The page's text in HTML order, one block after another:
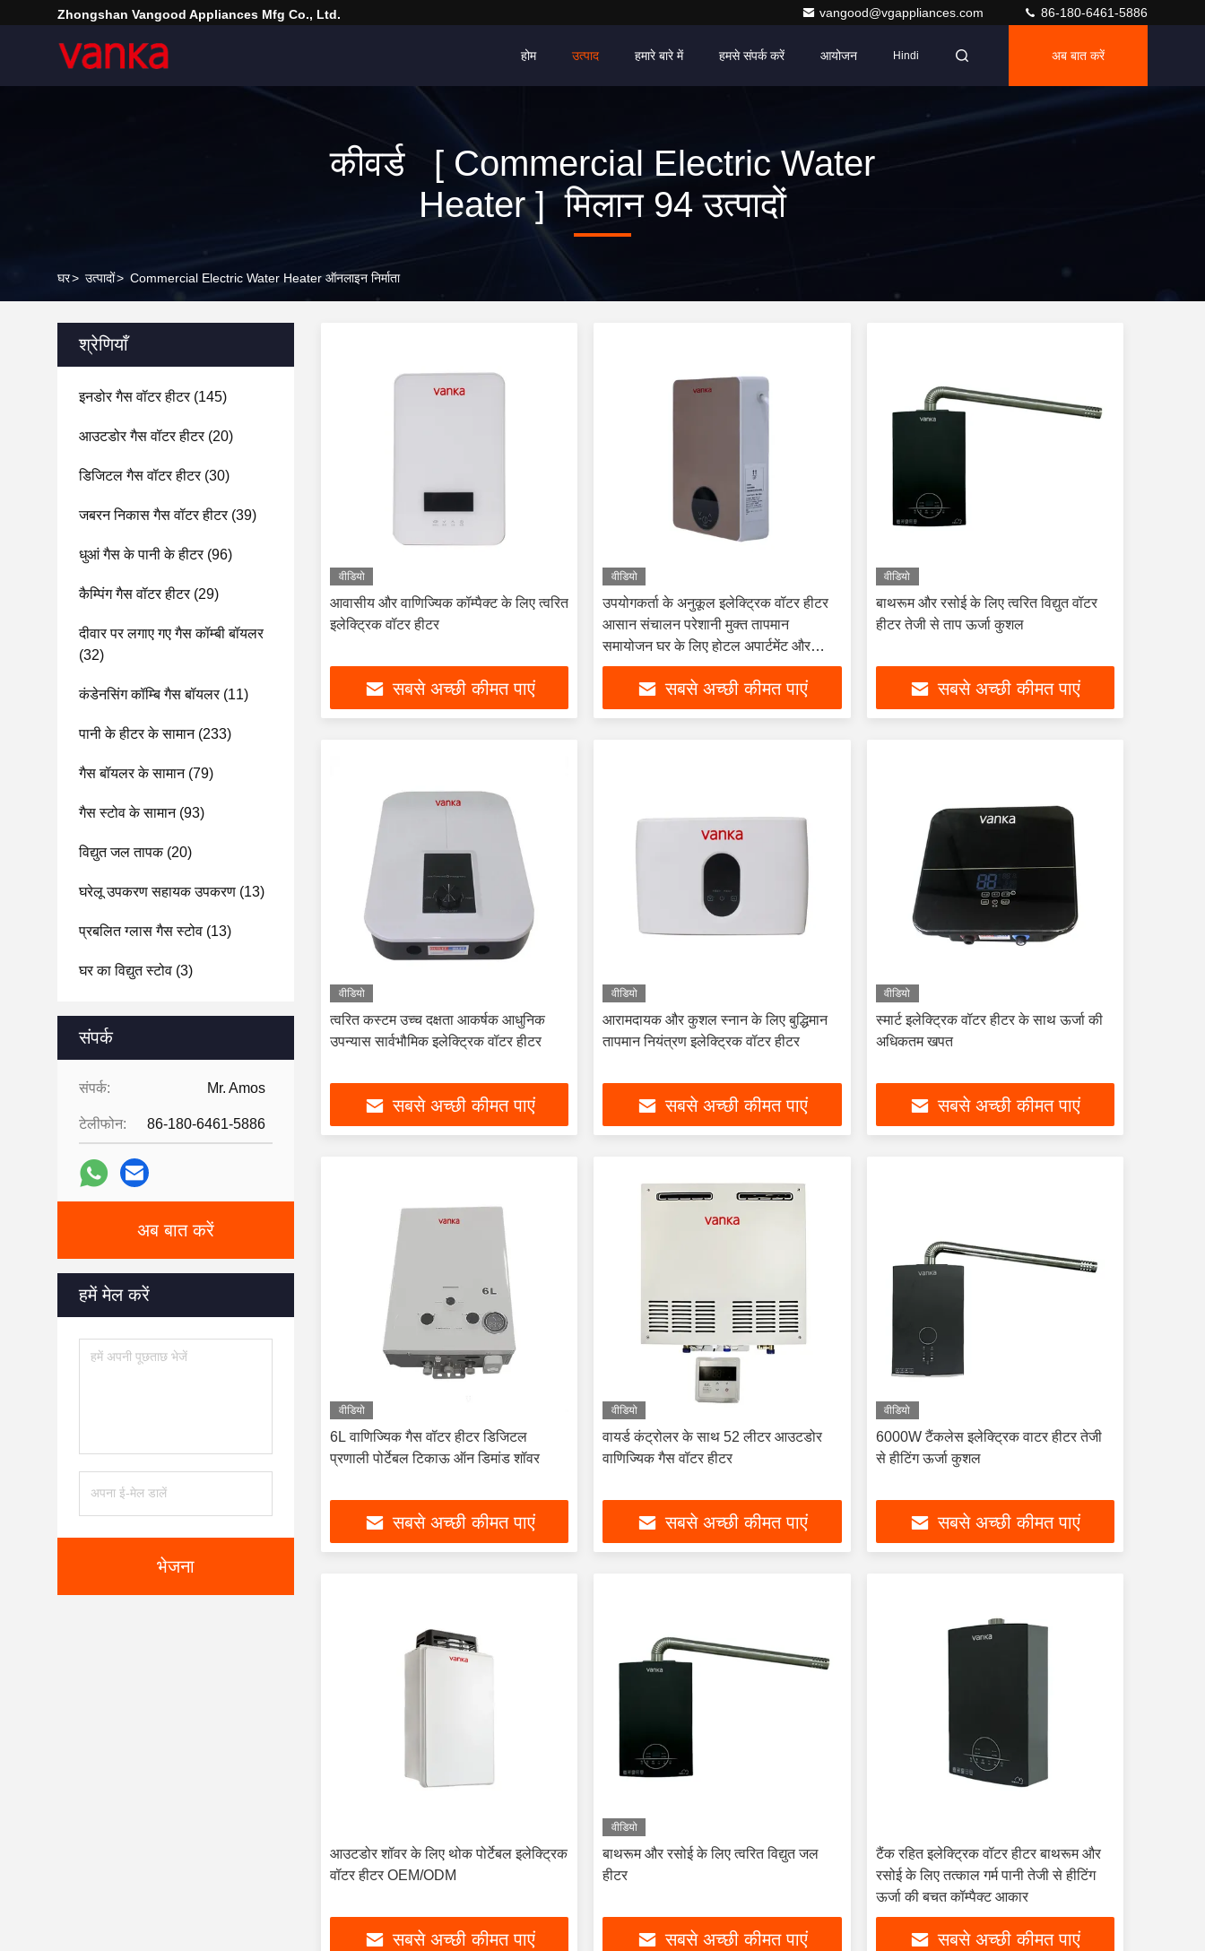
Zhongshan Vangood Appliances Mfg Co., Ltd. vangood@vgappliances.com 86-180-6461-5886
होम उत्पाद हमारे बारे में हमसे संपर्क करें आयोजन Hindi अब बात करें
कीवर्ड [ Commercial Electric Water
Heater ] मिलान 94 उत्पादों
घर> उत्पादों> Commercial Electric Water Heater ऑनलाइन निर्माता
श्रेणियाँ
इनडोर गैस वॉटर हीटर(145)
आउटडोर गैस वॉटर हीटर(20)
डिजिटल गैस वॉटर हीटर(30)
जबरन निकास गैस वॉटर हीटर(39)
धुआं गैस के पानी के हीटर(96)
कैम्पिंग गैस वॉटर हीटर(29)
दीवार पर लगाए गए गैस कॉम्बी बॉयलर
(32)
कंडेनसिंग कॉम्बि गैस बॉयलर(11)
पानी के हीटर के सामान(233)
गैस बॉयलर के सामान(79)
गैस स्टोव के सामान(93)
विद्युत जल तापक(20)
घरेलू उपकरण सहायक उपकरण (13)
प्रबलित ग्लास गैस स्टोव (13)
घर का विद्युत स्टोव (3)
संपर्क
संपर्क: Mr. Amos
टेलीफोन: 86-180-6461-5886
अब बात करें
हमें मेल करें
भेजना
वीडियो
आवासीय और वाणिज्यिक कॉम्पैक्ट के लिए त्वरित
इलेक्ट्रिक वॉटर हीटर
सबसे अच्छी कीमत पाएं
वीडियो
उपयोगकर्ता के अनुकूल इलेक्ट्रिक वॉटर हीटर
आसान संचालन परेशानी मुक्त तापमान
समायोजन घर के लिए होटल अपार्टमेंट और
वाणिज्यिक उपयोग
सबसे अच्छी कीमत पाएं
वीडियो
बाथरूम और रसोई के लिए त्वरित विद्युत वॉटर
हीटर तेजी से ताप ऊर्जा कुशल
सबसे अच्छी कीमत पाएं
वीडियो
त्वरित कस्टम उच्च दक्षता आकर्षक आधुनिक
उपन्यास सार्वभौमिक इलेक्ट्रिक वॉटर हीटर
सबसे अच्छी कीमत पाएं
वीडियो
आरामदायक और कुशल स्नान के लिए बुद्धिमान
तापमान नियंत्रण इलेक्ट्रिक वॉटर हीटर
सबसे अच्छी कीमत पाएं
वीडियो
स्मार्ट इलेक्ट्रिक वॉटर हीटर के साथ ऊर्जा की
अधिकतम खपत
सबसे अच्छी कीमत पाएं
वीडियो
6L वाणिज्यिक गैस वॉटर हीटर डिजिटल
प्रणाली पोर्टेबल टिकाऊ ऑन डिमांड शॉवर
सबसे अच्छी कीमत पाएं
वीडियो
वायर्ड कंट्रोलर के साथ 52 लीटर आउटडोर
वाणिज्यिक गैस वॉटर हीटर
सबसे अच्छी कीमत पाएं
वीडियो
6000W टैंकलेस इलेक्ट्रिक वाटर हीटर तेजी
से हीटिंग ऊर्जा कुशल
सबसे अच्छी कीमत पाएं
आउटडोर शॉवर के लिए थोक पोर्टेबल इलेक्ट्रिक
वॉटर हीटर OEM/ODM
सबसे अच्छी कीमत पाएं
वीडियो
बाथरूम और रसोई के लिए त्वरित विद्युत जल
हीटर
सबसे अच्छी कीमत पाएं
टैंक रहित इलेक्ट्रिक वॉटर हीटर बाथरूम और
रसोई के लिए तत्काल गर्म पानी तेजी से हीटिंग
ऊर्जा की बचत कॉम्पैक्ट आकार
सबसे अच्छी कीमत पाएं